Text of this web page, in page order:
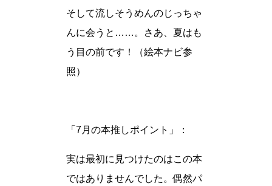
そして流しそうめんのじっちゃ
んに会うと……。さあ、夏はも
う目の前です！（絵本ナビ参
照）
「7月の本推しポイント」：
実は最初に見つけたのはこの本
ではありませんでした。偶然パ